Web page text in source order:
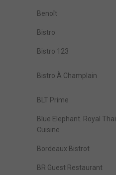
Benoît
Bistro
Bistro 123
Bistro À Champlain
BLT Prime
Blue Elephant. Royal Thai
Cuisine
Bordeaux Bistrot
BR Guest Restaurant